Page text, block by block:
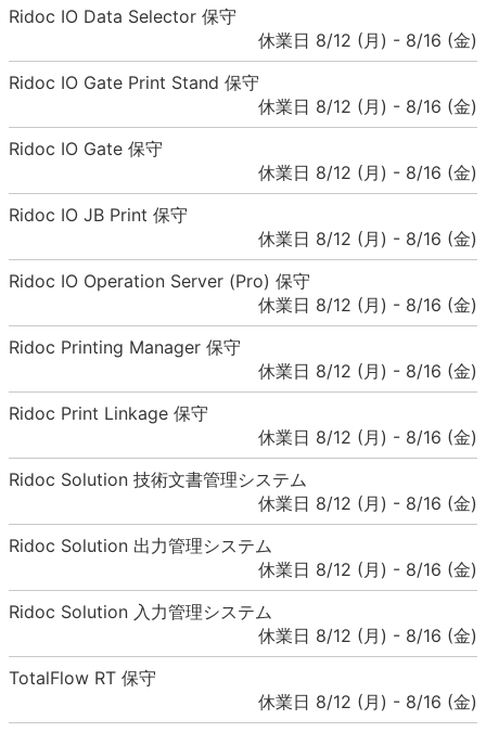
Ridoc IO Data Selector 保守
休業日 8/12 (月) - 8/16 (金)
Ridoc IO Gate Print Stand 保守
休業日 8/12 (月) - 8/16 (金)
Ridoc IO Gate 保守
休業日 8/12 (月) - 8/16 (金)
Ridoc IO JB Print 保守
休業日 8/12 (月) - 8/16 (金)
Ridoc IO Operation Server (Pro) 保守
休業日 8/12 (月) - 8/16 (金)
Ridoc Printing Manager 保守
休業日 8/12 (月) - 8/16 (金)
Ridoc Print Linkage 保守
休業日 8/12 (月) - 8/16 (金)
Ridoc Solution 技術文書管理システム
休業日 8/12 (月) - 8/16 (金)
Ridoc Solution 出力管理システム
休業日 8/12 (月) - 8/16 (金)
Ridoc Solution 入力管理システム
休業日 8/12 (月) - 8/16 (金)
TotalFlow RT 保守
休業日 8/12 (月) - 8/16 (金)